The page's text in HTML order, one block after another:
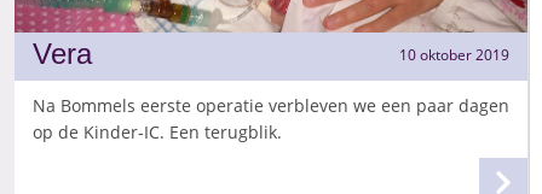
Vera 10 oktober 2019
Na Bommels eerste operatie verbleven we een paar dagen
op de Kinder-IC. Een terugblik.